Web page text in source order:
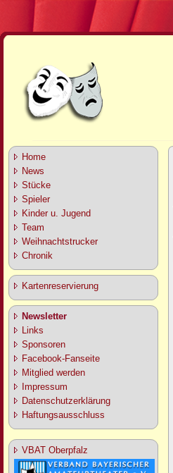
Home
News
Stücke
Spieler
Kinder u. Jugend
Team
Weihnachtstrucker
Chronik
Kartenreservierung
Newsletter
Links
Sponsoren
Facebook-Fanseite
Mitglied werden
Impressum
Datenschutzerklärung
Haftungsausschluss
VBAT Oberpfalz